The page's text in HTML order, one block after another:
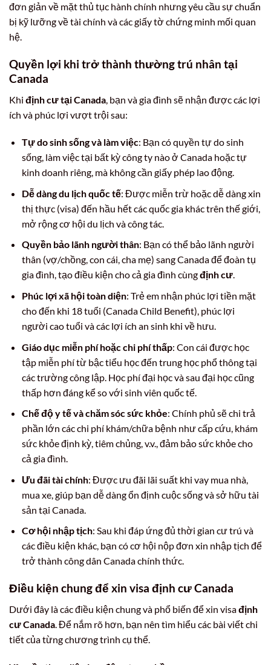
đơn giản về mặt thủ tục hành chính nhưng yêu cầu sự chuẩn
bị kỹ lưỡng về tài chính và các giấy tờ chứng minh mối quan
hệ.
Quyền lợi khi trở thành thường trú nhân tại
Canada
Khi định cư tại Canada , bạn và gia đình sẽ nhận được các lợi
ích và phúc lợi vượt trội sau:
Tự do sinh sống và làm việc: Bạn có quyền tự do sinh
sống, làm việc tại bất kỳ công ty nào ở Canada hoặc tự
kinh doanh riêng, mà không cần giấy phép lao động.
Dễ dàng du lịch quốc tế: Được miễn trừ hoặc dễ dàng xin
thị thực (visa) đến hầu hết các quốc gia khác trên thế giới,
mở rộng cơ hội du lịch và công tác.
Quyền bảo lãnh người thân: Bạn có thể bảo lãnh người
thân (vợ/chồng, con cái, cha mẹ) sang Canada để đoàn tụ
gia đình, tạo điều kiện cho cả gia đình cùngđịnh cư.
Phúc lợi xã hội toàn diện: Trẻ em nhận phúc lợi tiền mặt
cho đến khi 18 tuổi (Canada Child Benefit), phúc lợi
người cao tuổi và các lợi ích an sinh khi về hưu.
Giáo dục miễn phí hoặc chi phí thấp: Con cái được học
tập miễn phí từ bậc tiểu học đến trung học phổ thông tại
các trường công lập. Học phí đại học và sau đại học cũng
thấp hơn đáng kể so với sinh viên quốc tế.
Chế độ y tế và chăm sóc sức khỏe: Chính phủ sẽ chi trả
phần lớn các chi phí khám/chữa bệnh như cấp cứu, khám
sức khỏe định kỳ, tiêm chủng, v.v., đảm bảo sức khỏe cho
cả gia đình.
Ưu đãi tài chính: Được ưu đãi lãi suất khi vay mua nhà,
mua xe, giúp bạn dễ dàng ổn định cuộc sống và sở hữu tài
sản tại Canada.
Cơ hội nhập tịch: Sau khi đáp ứng đủ thời gian cư trú và
các điều kiện khác, bạn có cơ hội nộp đơn xin nhập tịch để
trở thành công dân Canada chính thức.
Điều kiện chung để xin visa định cư Canada
Dưới đây là các điều kiện chung và phổ biến để xin visađịnh
cư Canada. Để nắm rõ hơn, bạn nên tìm hiểu các bài viết chi
tiết của từng chương trình cụ thể.